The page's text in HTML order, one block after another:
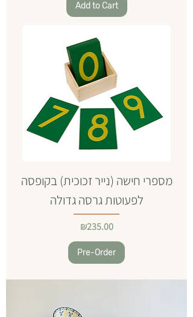
Add to Cart
מספרי חישה (נייר זכוכית) בקופסה
לפעוטות גרסה גדולה
Price
₪235.00
Pre-Order